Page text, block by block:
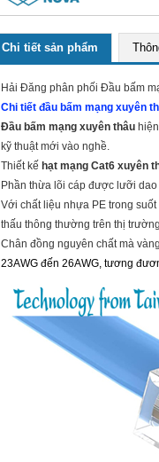
Chi tiết sản phẩm
Hải Đăng phân phối Đầu bấm
Chi tiết đầu bấm mạng xuyên
Đầu bấm mạng xuyên thâuhiện
kỹ thuật mới vào nghề.
Thiết kế hạt mạng Cat6 xuyên
Phần thừa lõi cáp được lưỡi
Với chất liệu nhựa PE trong
thấu thông thường trên thị trường
Chân đồng nguyên chất mà
23AWG đến 26AWG, tương